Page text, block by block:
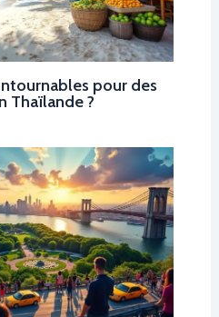
pour des
Thaïlande ?